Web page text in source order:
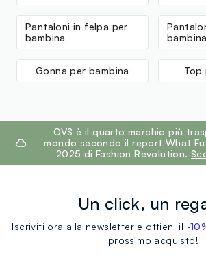
Pantaloni in felpa per
bambina
bambina
Gonna per bambina Top
footer.ariatitleOVS è il quarto marchio più
mondo secondo il report What
2025 di Fashion Revolution.
Un click, un
Iscriviti ora alla newsletter e ottieni il -
prossimo acquisto!